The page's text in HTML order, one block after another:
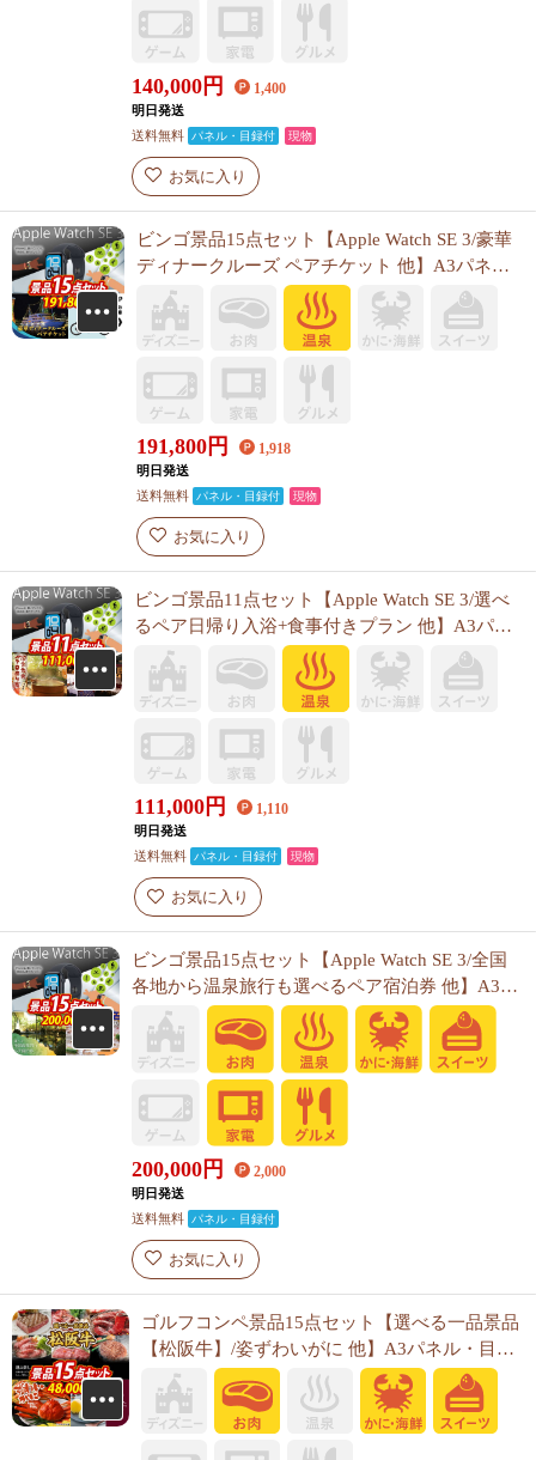
140,000 円 1,400
明日発送
送料無料
パネル・目録付 現物
お気に入り
ビンゴ景品15点セット【Apple Watch SE 3/豪華
ディナークルーズ ペアチケット 他】A3パネ
ル・目録付き<送料無料>
191,800 円 1,918
明日発送
送料無料
パネル・目録付 現物
お気に入り
ビンゴ景品11点セット【Apple Watch SE 3/選べ
るペア日帰り入浴+食事付きプラン 他】A3パネ
ル・目録付き<送料無料>
111,000 円 1,110
明日発送
送料無料 パネル・目録付 現物
お気に入り
ビンゴ景品15点セット【Apple Watch SE 3/全国
各地から温泉旅行も選べるペア宿泊券 他】A3パ
ネル・目録付き<送料無料>
200,000 円 2,000
明日発送
送料無料
パネル・目録付
お気に入り
ゴルフコンペ景品15点セット【選べる一品景品
【松阪牛】/姿ずわいがに 他】A3パネル・目録
付き<送料無料>